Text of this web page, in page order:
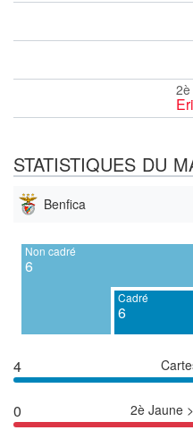
STATISTIQUES DU
Benfica
Non cadré
6
Cadré
6
4
0 2è Jaune